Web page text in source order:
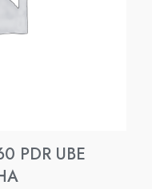
PDR UBE